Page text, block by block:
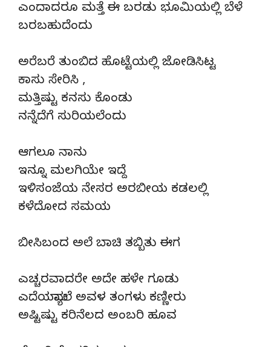
ಎಂದಾದರೂ ಮತ್ತೆ ಈ ಬರಡು ಭೂಮಿಯಲ್ಲಿ ಬೆಳೆ
ಬರಬಹುದೆಂದು
ಅರೆಬರೆ ತುಂಬಿದ ಹೊಟ್ಟೆಯಲ್ಲಿ ಜೋಡಿಸಿಟ್ಟ
ಕಾಸು ಸೇರಿಸಿ ,
ಮತ್ತಿಷ್ಟು ಕನಸು ಕೊಂಡು
ನನ್ನೆದೆಗೆ ಸುರಿಯಲೆಂದು
ಆಗಲೂ ನಾನು
ಇನ್ನೂ ಮಲಗಿಯೇ ಇದ್ದೆ
ಇಳಿಸಂಜೆಯ ನೇಸರ ಅರಬೀಯ ಕಡಲಲ್ಲಿ
ಕಳೆದೋದ ಸಮಯ
ಬೀಸಿಬಂದ ಅಲೆ ಬಾಚಿ ತಬ್ಬಿತು ಈಗ
ಎಚ್ಚರವಾದರೇ ಅದೇ ಹಳೇ ಗೂಡು
ಎದೆಯಮ್ಯಾಲೆ ಅವಳ ತಂಗಳು ಕಣ್ಣೀರು
ಅಷ್ಟಿಷ್ಟು ಕರಿನೆಲದ ಅಂಬರಿ ಹೂವ